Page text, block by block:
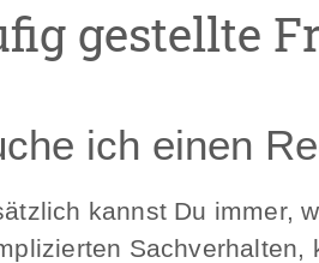
gestellte
ich einen
kannst Du immer,